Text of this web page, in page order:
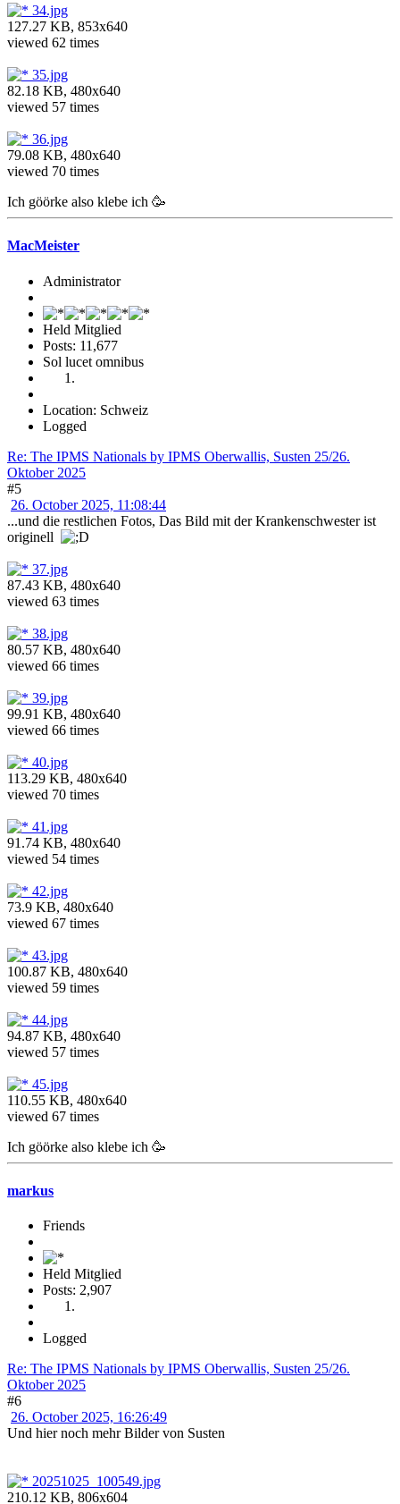
34.jpg
127.27 KB, 853x640
viewed 62 times
35.jpg
82.18 KB, 480x640
viewed 57 times
36.jpg
79.08 KB, 480x640
viewed 70 times
Ich göörke also klebe ich 🥳
MacMeister
Administrator
Held Mitglied
Posts: 11,677
Sol lucet omnibus
Location: Schweiz
Logged
Re: The IPMS Nationals by IPMS Oberwallis, Susten 25/26.
Oktober 2025
#5
26. October 2025, 11:08:44
...und die restlichen Fotos, Das Bild mit der Krankenschwester ist
originell
37.jpg
87.43 KB, 480x640
viewed 63 times
38.jpg
80.57 KB, 480x640
viewed 66 times
39.jpg
99.91 KB, 480x640
viewed 66 times
40.jpg
113.29 KB, 480x640
viewed 70 times
41.jpg
91.74 KB, 480x640
viewed 54 times
42.jpg
73.9 KB, 480x640
viewed 67 times
43.jpg
100.87 KB, 480x640
viewed 59 times
44.jpg
94.87 KB, 480x640
viewed 57 times
45.jpg
110.55 KB, 480x640
viewed 67 times
Ich göörke also klebe ich 🥳
markus
Friends
Held Mitglied
Posts: 2,907
Logged
Re: The IPMS Nationals by IPMS Oberwallis, Susten 25/26.
Oktober 2025
#6
26. October 2025, 16:26:49
Und hier noch mehr Bilder von Susten
20251025_100549.jpg
210.12 KB, 806x604